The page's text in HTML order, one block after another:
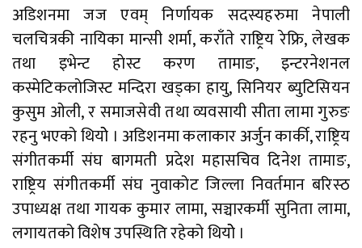
अडिशनमा जज एवम् निर्णायक सदस्यहरुमा नेपाली
चलचित्रकी नायिका मान्सी शर्मा, कराँते राष्ट्रिय रेफ्रि, लेखक
तथा इभेन्ट हाेस्ट करण तामाङ, इन्टरनेशनल
कस्मेटिकलाेजिस्ट मन्दिरा खड्का हायु, सिनियर ब्युटिसियन
कुसुम ओली, र समाजसेवी तथा व्यवसायी सीता लामा गुरुङ
रहनु भएको थियोे । अडिशनमा कलाकार अर्जुन कार्की, राष्ट्रिय
संगीतकर्मी संघ बागमती प्रदेश महासचिव दिनेश तामाङ,
राष्ट्रिय संगीतकर्मी संघ नुवाकोट जिल्ला निवर्तमान बरिस्ठ
उपाध्यक्ष तथा गायक कुमार लामा, सञ्चारकर्मी सुनिता लामा,
लगायतको विशेष उपस्थिति रहेको थियोे ।